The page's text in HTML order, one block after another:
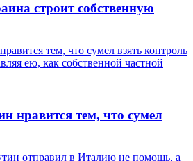
строит собственную
нравится тем, что сумел